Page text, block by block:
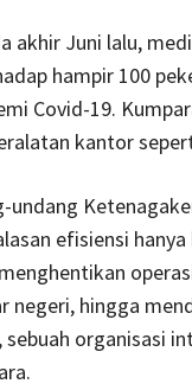
akhir Juni lalu,
hampir 100
Covid-19.
kantor
undang
efisiensi
negeri, hingga
sebuah organisasi